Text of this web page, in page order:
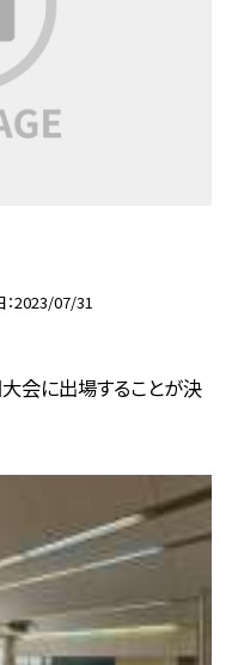
2023/07/31
会に出場することが決